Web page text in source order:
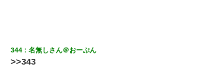
の親会社の経営者の息子さんだったので、父も喜んで私の写真を
送ったんだが→
344 名無しさん＠おーぷん
>>343